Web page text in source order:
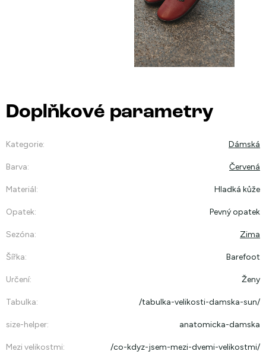
Doplňkové parametry
Kategorie: Dámská
Barva: Červená
Materiál: Hladká kůže
Opatek: Pevný opatek
Sezóna: Zima
Šířka: Barefoot
Určení: Ženy
Tabulka: /tabulka-velikosti-damska-sun/
size-helper: anatomicka-damska
Mezi velikostmi: /co-kdyz-jsem-mezi-dvemi-velikostmi/